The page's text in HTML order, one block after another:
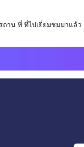
ถาน ที่ ที่ไปเยี่ยมชมมาแล้ว